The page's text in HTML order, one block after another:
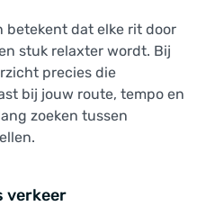
betekent dat elke rit door
stuk relaxter wordt. Bij
precies die
bij jouw route, tempo en
zoeken tussen
verkeer